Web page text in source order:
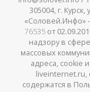
305004, г.
«Соловей.Инфо»
76535от
надзору в
массовых
адреса, cookie
liveinternet.ru,
содержатся в